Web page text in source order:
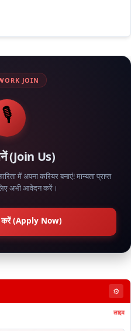
JOIN
🎙️
(Join Us)
में अपना करियर बनाएं! मान्यता प्राप्त
अभी आवेदन करें।
(Apply Now)
⚙️
लाइव